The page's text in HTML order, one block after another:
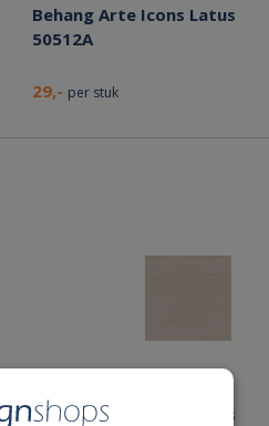
Behang Arte Icons Latus
50512A
29,- per stuk
Behang Arte Icons Latus